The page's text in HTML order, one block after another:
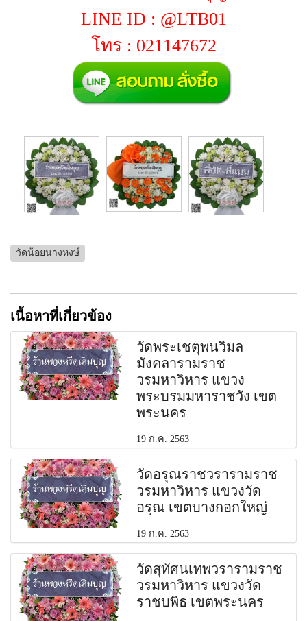
LINE ID : @LTB01
โทร : 021147672
วัดน้อยนางหงษ์
เนื้อหาที่เกี่ยวข้อง
วัดพระเชตุพนวิมล
มังคลารามราช
วรมหาวิหาร แขวง
พระบรมมหาราชวัง เขต
พระนคร
19 ก.ค. 2563
วัดอรุณราชวรารามราช
วรมหาวิหาร แขวงวัด
อรุณ เขตบางกอกใหญ่
19 ก.ค. 2563
วัดสุทัศนเทพวรารามราช
วรมหาวิหาร แขวงวัด
ราชบพิธ เขตพระนคร